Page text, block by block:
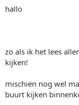
hallo
zo als ik het lees
kijken!
mischien nog wel
buurt kijken